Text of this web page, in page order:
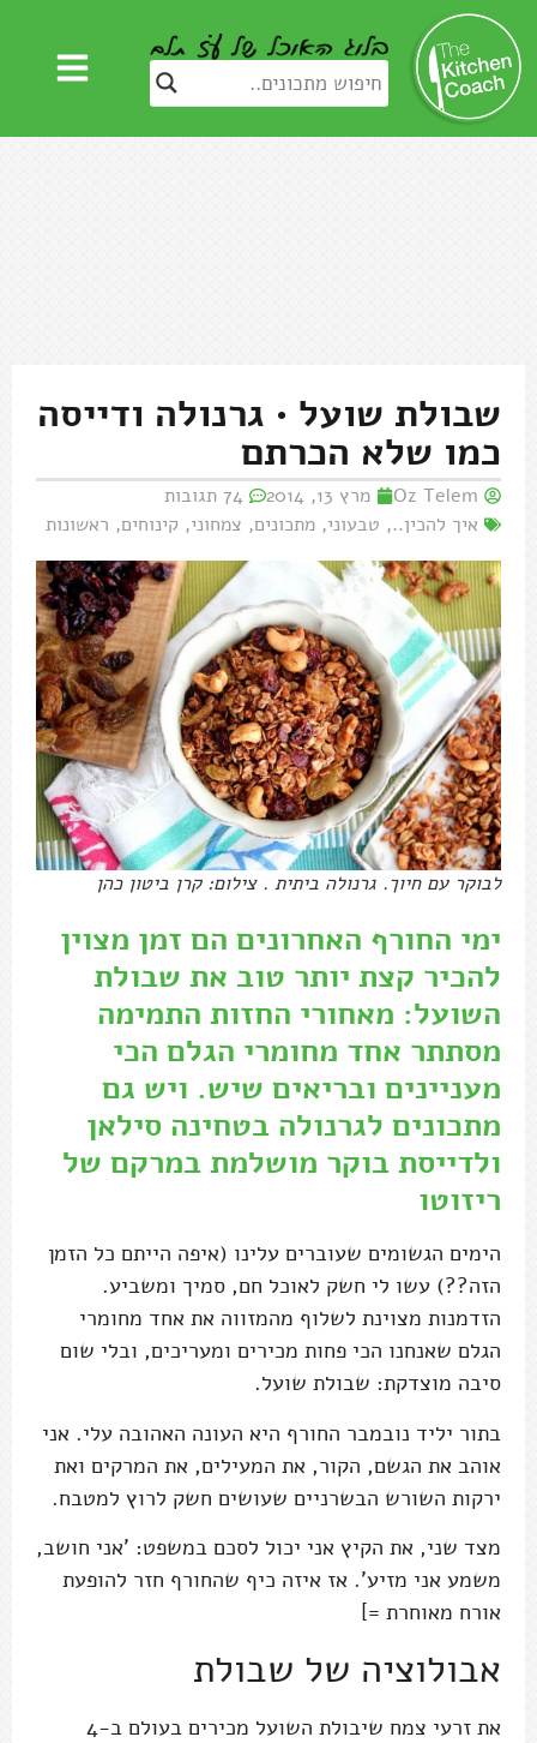
שבולת שועל • גרנולה ודייסה
כמו שלא הכרתם
Oz Telem מרץ 13, 2014
74 תגובות
איך להכין.., טבעוני, מתכונים, צמחוני, קינוחים, ראשונות
לבוקר עם חיוך. גרנולה ביתית . צילום: קרן ביטון כהן
ימי החורף האחרונים הם זמן מצוין
להכיר קצת יותר טוב את שבולת
השועל: מאחורי החזות התמימה
מסתתר אחד מחומרי הגלם הכי
מעניינים ובריאים שיש. ויש גם
מתכונים לגרנולה בטחינה סילאן
ולדייסת בוקר מושלמת במרקם של
ריזוטו
הימים הגשומים שעוברים עלינו (איפה הייתם כל הזמן
הזה??) עשו לי חשק לאוכל חם, סמיך ומשביע.
הזדמנות מצוינת לשלוף מהמזווה את אחד מחומרי
הגלם שאנחנו הכי פחות מכירים ומעריכים, ובלי שום
סיבה מוצדקת: שבולת שועל.
בתור יליד נובמבר החורף היא העונה האהובה עלי. אני
אוהב את הגשם, הקור, את המעילים, את המרקים ואת
ירקות השורש הבשרניים שעושים חשק לרוץ למטבח.
מצד שני, את הקיץ אני יכול לסכם במשפט: 'אני חושב,
משמע אני מזיע'. אז איזה כיף שהחורף חזר להופעת
אורח מאוחרת =]
אבולוציה של שבולת
את זרעי צמח שיבולת השועל מכירים בעולם ב-4